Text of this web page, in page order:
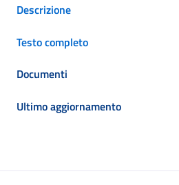
Descrizione
Testo completo
Documenti
Ultimo aggiornamento